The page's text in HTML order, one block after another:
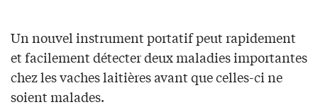
Un nouvel instrument portatif peut rapidement
et facilement détecter deux maladies importantes
chez les vaches laitières avant que celles-ci ne
soient malades.